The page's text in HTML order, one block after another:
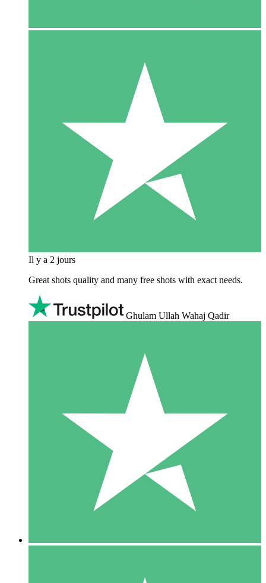
Il y a 2 jours
Great shots quality and many free shots with exact needs.
Ghulam Ullah Wahaj Qadir